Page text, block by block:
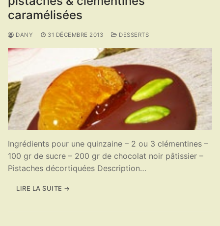
caramélisées
DANY 31 DÉCEMBRE 2013 DESSERTS
Ingrédients pour une quinzaine – 2 ou 3 clémentines –
100 gr de sucre – 200 gr de chocolat noir pâtissier –
Pistaches décortiquées Description…
LIRE LA SUITE →